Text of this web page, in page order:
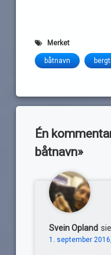
Merket
båtnavn
Én
båtnavn»
Svein Opland
1. september